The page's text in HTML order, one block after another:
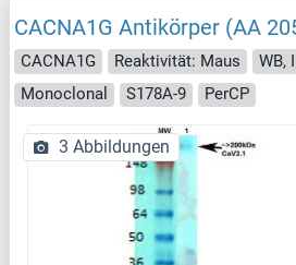
CACNA1G Antikörper (AA
CACNA1G Reaktivität: Maus WB,
Monoclonal
S178A-9 PerCP
3 Abbildungen